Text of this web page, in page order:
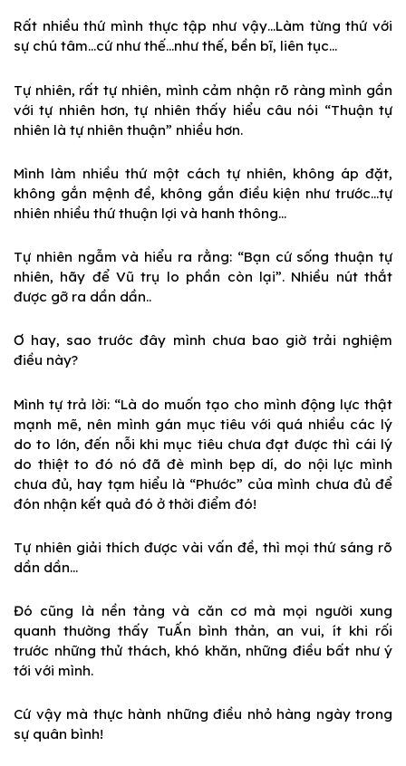
Rất nhiều thứ mình thực tập như vậy…Làm từng thứ với
sự chú tâm…cứ như thế…như thế, bền bĩ, liên tục…
Tự nhiên, rất tự nhiên, mình cảm nhận rõ ràng mình gần
với tự nhiên hơn, tự nhiên thấy hiểu câu nói “Thuận tự
nhiên là tự nhiên thuận” nhiều hơn.
Mình làm nhiều thứ một cách tự nhiên, không áp đặt,
không gắn mệnh đề, không gắn điều kiện như trước…tự
nhiên nhiều thứ thuận lợi và hanh thông…
Tự nhiên ngẫm và hiểu ra rằng: “Bạn cứ sống thuận tự
nhiên, hãy để Vũ trụ lo phần còn lại”. Nhiều nút thắt
được gỡ ra dần dần..
Ơ hay, sao trước đây mình chưa bao giờ trải nghiệm
điều này?
Mình tự trả lời: “Là do muốn tạo cho mình động lực thật
mạnh mẽ, nên mình gán mục tiêu với quá nhiều các lý
do to lớn, đến nỗi khi mục tiêu chưa đạt được thì cái lý
do thiệt to đó nó đã đè mình bẹp dí, do nội lực mình
chưa đủ, hay tạm hiểu là “Phước” của mình chưa đủ để
đón nhận kết quả đó ở thời điểm đó!
Tự nhiên giải thích được vài vấn đề, thì mọi thứ sáng rõ
dần dần…
Đó cũng là nền tảng và căn cơ mà mọi người xung
quanh thường thấy TuẤn bình thản, an vui, ít khi rối
trước những thử thách, khó khăn, những điều bất như ý
tới với mình.
Cứ vậy mà thực hành những điều nhỏ hàng ngày trong
sự quân bình!